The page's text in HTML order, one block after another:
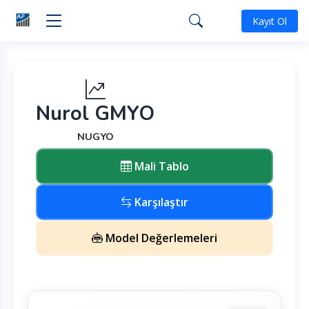
Kayıt Ol
Nurol GMYO
NUGYO
Mali Tablo
Karşılaştır
Model Değerlemeleri